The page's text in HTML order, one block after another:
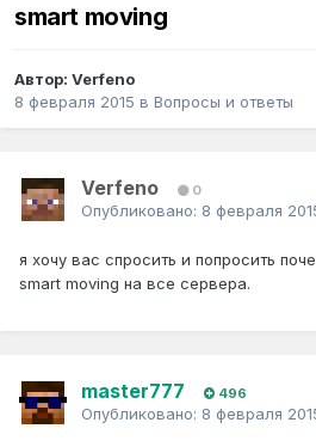
smart moving
Автор: Verfeno
8 февраля 2015 в Вопросы и ответы
Verfeno 0
Опубликовано: 8 февраля
я хочу вас спросить и попросить
smart moving на все сервера.
master777 496
Опубликовано: 8 февраля